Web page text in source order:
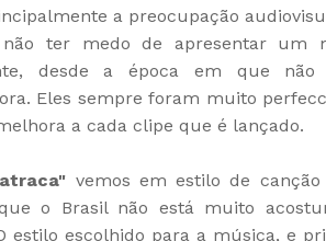
a preocupação
ter medo de apresentar um
desde a época em que não
Eles sempre foram muito
a cada clipe que é lançado.
vemos em estilo de
o Brasil não está muito
estilo escolhido para a música, e